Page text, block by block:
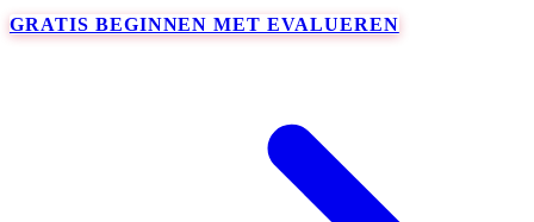
GRATIS BEGINNEN MET EVALUEREN